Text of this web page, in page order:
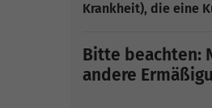
Krankheit), die eine
Bitte beachten:
andere